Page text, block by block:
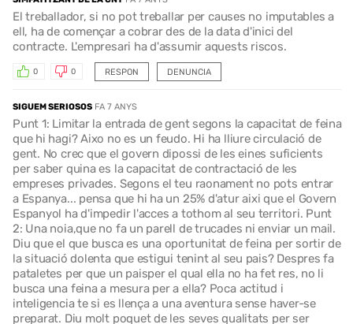
El treballador, si no pot treballar per causes no imputables a
ell, ha de començar a cobrar des de la data d'inici del
contracte. L'empresari ha d'assumir aquests riscos.
RESPON
0 0 DENUNCIA
SIGUEM SERIOSOS FA 7 ANYS
Punt 1: Limitar la entrada de gent segons la capacitat de feina
que hi hagi? Aixo no es un feudo. Hi ha lliure circulació de
gent. No crec que el govern dipossi de les eines suficients
per saber quina es la capacitat de contractació de les
empreses privades. Segons el teu raonament no pots entrar
a Espanya... pensa que hi ha un 25% d'atur aixi que el Govern
Espanyol ha d'impedir l'acces a tothom al seu territori. Punt
2: Una noia,que no fa un parell de trucades ni enviar un mail.
Diu que el que busca es una oportunitat de feina per sortir de
la situació dolenta que estigui tenint al seu pais? Despres fa
pataletes per que un paisper el qual ella no ha fet res, no li
busca una feina a mesura per a ella? Poca actitud i
inteligencia te si es llença a una aventura sense haver-se
preparat. Diu molt poquet de les seves qualitats per ser